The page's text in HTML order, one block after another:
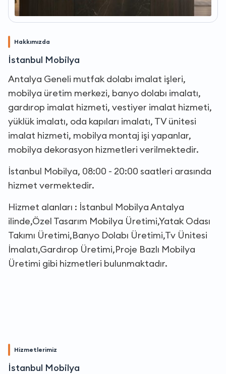
Hakkımızda
İstanbul Mobilya
Antalya Geneli mutfak dolabı imalat işleri,
mobilya üretim merkezi, banyo dolabı imalatı,
gardırop imalat hizmeti, vestiyer imalat hizmeti,
yüklük imalatı, oda kapıları imalatı, TV ünitesi
imalat hizmeti, mobilya montaj işi yapanlar,
mobilya dekorasyon hizmetleri verilmektedir.
İstanbul Mobilya, 08:00 - 20:00 saatleri arasında
hizmet vermektedir.
Hizmet alanları : İstanbul Mobilya Antalya
ilinde,Özel Tasarım Mobilya Üretimi,Yatak Odası
Takımı Üretimi,Banyo Dolabı Üretimi,Tv Ünitesi
İmalatı,Gardırop Üretimi,Proje Bazlı Mobilya
Üretimi gibi hizmetleri bulunmaktadır.
Hizmetlerimiz
İstanbul Mobilya